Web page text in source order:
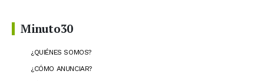
Minuto30
¿QUIÉNES SOMOS?
¿CÓMO ANUNCIAR?